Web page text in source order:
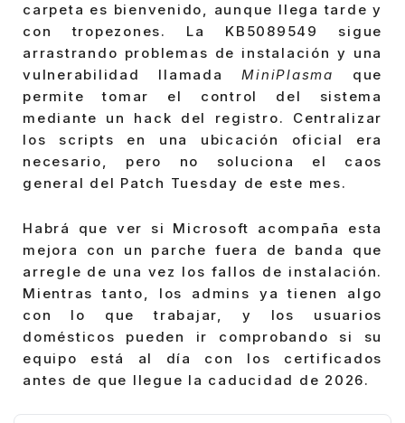
carpeta es bienvenido, aunque llega tarde y
con tropezones. La KB5089549 sigue
arrastrando problemas de instalación y una
vulnerabilidad llamadaMiniPlasma
que
permite tomar el control del sistema
mediante un hack del registro. Centralizar
los scripts en una ubicación oficial era
necesario, pero no soluciona el caos
general del Patch Tuesday de este mes.
Habrá que ver si Microsoft acompaña esta
mejora con un parche fuera de banda que
arregle de una vez los fallos de instalación.
Mientras tanto, los admins ya tienen algo
con lo que trabajar, y los usuarios
domésticos pueden ir comprobando si su
equipo está al día con los certificados
antes de que llegue la caducidad de 2026.